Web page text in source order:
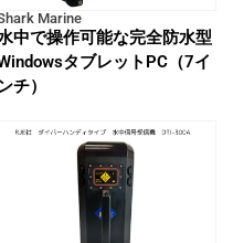
Marine
中で操作可能な完全防水型
タブレットPC（7イ
チ）